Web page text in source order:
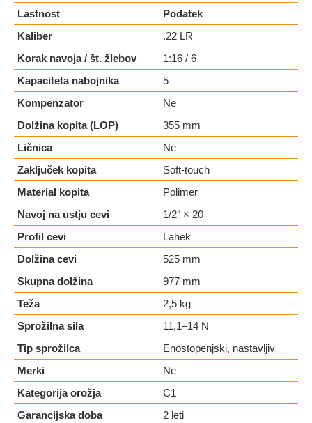
Lastnost
Podatek
Kaliber
.22 LR
Korak navoja / št. žlebov
1:16 / 6
Kapaciteta nabojnika
5
Kompenzator
Ne
Dolžina kopita (LOP)
355 mm
Ličnica
Ne
Zaključek kopita
Soft-touch
Material kopita
Polimer
Navoj na ustju cevi
1/2″ × 20
Profil cevi
Lahek
Dolžina cevi
525 mm
Skupna dolžina
977 mm
Teža
2,5 kg
Sprožilna sila
11,1–14 N
Tip sprožilca
Enostopenjski, nastavljiv
Merki
Ne
Kategorija orožja
C1
Garancijska doba
2 leti